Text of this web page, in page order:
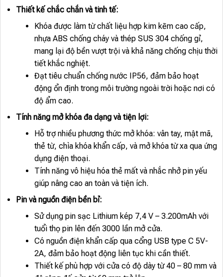
Thiết kế chắc chắn và tinh tế:
Khóa được làm từ chất liệu hợp kim kẽm cao cấp,
nhựa ABS chống cháy và thép SUS 304 chống gỉ,
mang lại độ bền vượt trội và khả năng chống chịu thời
tiết khắc nghiệt.
Đạt tiêu chuẩn chống nước IP56, đảm bảo hoạt
động ổn định trong môi trường ngoài trời hoặc nơi có
độ ẩm cao.
Tính năng mở khóa đa dạng và tiện lợi:
Hỗ trợ nhiều phương thức mở khóa: vân tay, mật mã,
thẻ từ, chìa khóa khẩn cấp, và mở khóa từ xa qua ứng
dụng điện thoại.
Tính năng vô hiệu hóa thẻ mất và nhắc nhở pin yếu
giúp nâng cao an toàn và tiện ích.
Pin và nguồn điện bền bỉ:
Sử dụng pin sạc Lithium kép 7,4 V – 3.200mAh với
tuổi thọ pin lên đến 3000 lần mở cửa.
Có nguồn điện khẩn cấp qua cổng USB type C 5V-
2A, đảm bảo hoạt động liên tục khi cần thiết.
Thiết kế phù hợp với cửa có độ dày từ 40 – 80 mm và